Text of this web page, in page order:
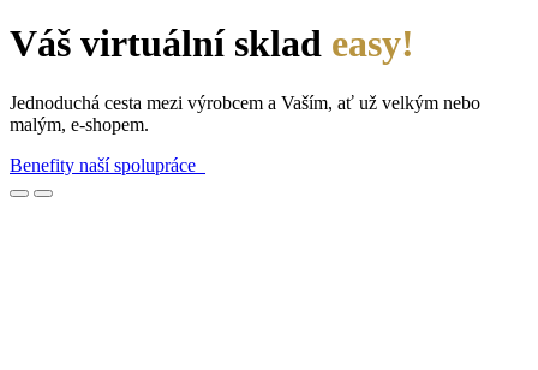
Váš virtuální sklad easy!
Jednoduchá cesta mezi výrobcem a Vaším, ať už velkým nebo
malým, e-shopem.
Benefity naší spolupráce